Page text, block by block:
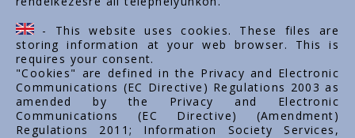
Tárhely adatok
Támogatások
- This website uses cookies. These files are
storing information at your web browser. This is
requires your consent.
"Cookies" are defined in the Privacy and Electronic
Communications (EC Directive) Regulations 2003 as
amended by the Privacy and Electronic
Communications (EC Directive) (Amendment)
Regulations 2011; Information Society Services,